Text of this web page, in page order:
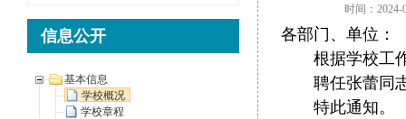
信息公开
基本信息
学校概况
学校章程
时间：2024-
各部门、单位：
根据学校工
聘任张蕾同
特此通知。